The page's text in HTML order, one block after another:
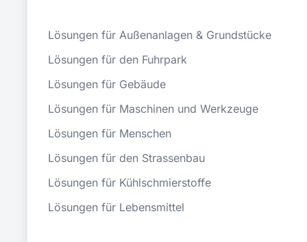
Lösungen für Außenanlagen & Grundstücke
Lösungen für den Fuhrpark
Lösungen für Gebäude
Lösungen für Maschinen und Werkzeuge
Lösungen für Menschen
Lösungen für den Strassenbau
Lösungen für Kühlschmierstoffe
Lösungen für Lebensmittel